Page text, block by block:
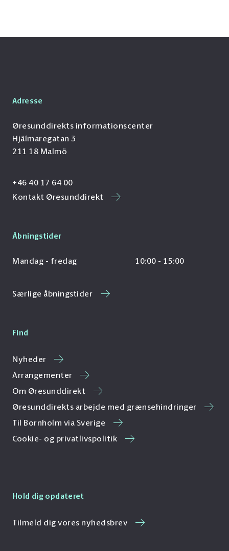
Adresse
Øresunddirekts informationscenter
Hjälmaregatan 3
211 18 Malmö
+46 40 17 64 00
Kontakt Øresunddirekt
Åbningstider
Mandag - fredag 10:00 - 15:00
Særlige åbningstider
Find
Nyheder
Arrangementer
Om Øresunddirekt
Øresunddirekts arbejde med grænsehindringer
Til Bornholm via Sverige
Cookie- og privatlivspolitik
Hold dig opdateret
Tilmeld dig vores nyhedsbrev